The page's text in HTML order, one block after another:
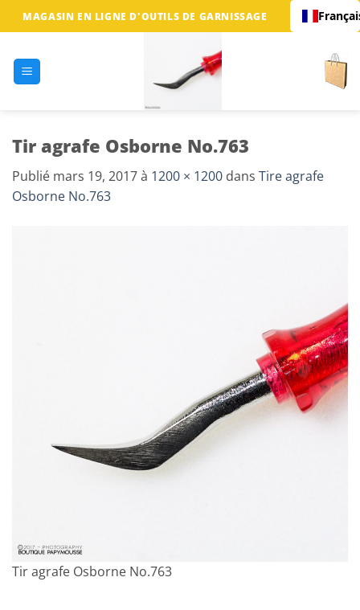
Passer
au
MAGASIN EN LIGNE D'OUTILS DE GARNISSAGE
Tir agrafe Osborne No.763
Publié mars 19, 2017à 1200 × 1200 dans Tire agrafe
Osborne No.763
Tir agrafe Osborne No.763